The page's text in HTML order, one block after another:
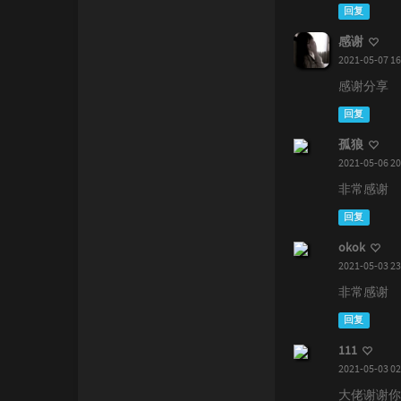
回复
感谢
2021-05-07
感谢分享
回复
孤狼
2021-05-06
非常感谢
回复
okok
2021-05-03
非常感谢
回复
111
2021-05-03
大佬谢谢你